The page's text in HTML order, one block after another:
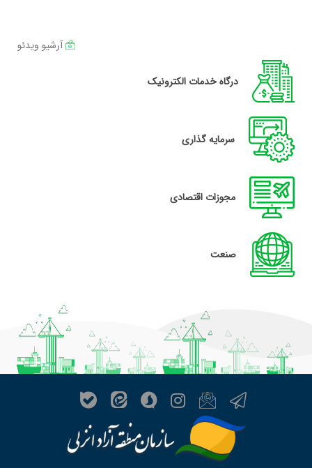
آرشیو ویدئو
درگاه خدمات الکترونیک
سرمایه گذاری
مجوزات اقتصادی
صنعت